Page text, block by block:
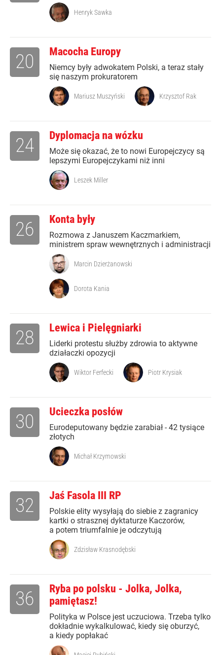
Henryk Sawka
Macocha Europy
Niemcy były adwokatem Polski, a teraz stały
się naszym prokuratorem
20
Mariusz Muszyński Krzysztof Rak
Dyplomacja na wózku
Może się okazać, że to nowi Europejczycy są
lepszymi Europejczykami niż inni
24
Leszek Miller
Konta były
Rozmowa z Januszem Kaczmarkiem,
ministrem spraw wewnętrznych i administracji
26
Marcin Dzierżanowski
Dorota Kania
Lewica i Pielęgniarki
Liderki protestu służby zdrowia to aktywne
działaczki opozycji
28
Wiktor Ferfecki Piotr Krysiak
Ucieczka posłów
Eurodeputowany będzie zarabiał - 42 tysiące
złotych
30
Michał Krzymowski
Jaś Fasola III RP
Polskie elity wysyłają do siebie z zagranicy
kartki o strasznej dyktaturze Kaczorów,
a potem triumfalnie je odczytują
32
Zdzisław Krasnodębski
Ryba po polsku - Jolka, Jolka,
pamiętasz!
Polityka w Polsce jest uczuciowa. Trzeba tylko
dokładnie wykalkulować, kiedy się oburzyć,
a kiedy popłakać
36